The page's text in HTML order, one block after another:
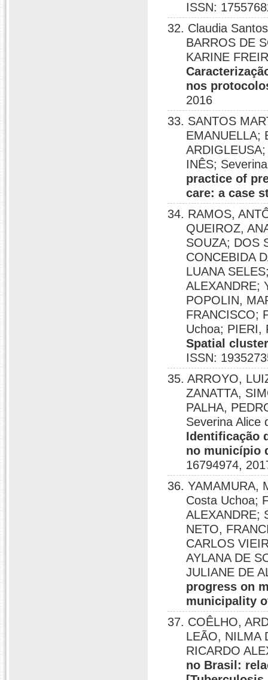
ISSN:
32. Claudia
BARROS DE
KARINE
nos
2016
33. SANTOS
EMANUELLA;
INÊS;
practice of
care: a case
34. RAMOS,
QUEIROZ,
SOUZA; DOS
CONCEBIDA
LUANA
ALEXANDRE;
POPOLIN,
FRANCISCO;
Uchoa; PIERI,
Spatial
ISSN:
35. ARROYO,
ZANATTA,
PALHA,
Severina Alice
Identificação
no município
16794974,
36. YAMAMURA,
Costa Uchoa;
ALEXANDRE;
NETO,
CARLOS
AYLANA DE
JULIANE DE
progress on
municipality
37. COÊLHO,
LEÃO, NILMA
RICARDO
no Brasil: